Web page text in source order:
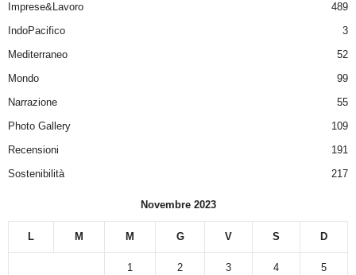
Imprese&Lavoro
489
IndoPacifico
3
Mediterraneo
52
Mondo
99
Narrazione
55
Photo Gallery
109
Recensioni
191
Sostenibilità
217
Novembre 2023
L M M G V S D
1 2 3 4 5